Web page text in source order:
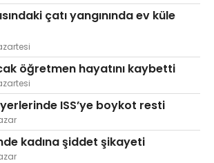
çatı yangınında ev küle
öğretmen hayatını kaybetti
ISS’ye boykot resti
kadına şiddet şikayeti